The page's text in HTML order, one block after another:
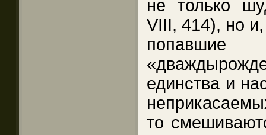
не только
VIII, 414), но
единства и
то